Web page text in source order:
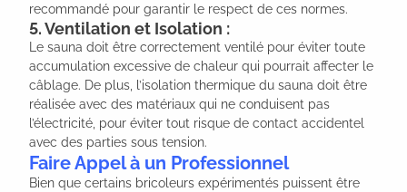
recommandé pour garantir le respect de ces normes.
5. Ventilation et Isolation :
Le sauna doit être correctement ventilé pour éviter toute
accumulation excessive de chaleur qui pourrait affecter le
câblage. De plus, l’isolation thermique du sauna doit être
réalisée avec des matériaux qui ne conduisent pas
l’électricité, pour éviter tout risque de contact accidentel
avec des parties sous tension.
Faire Appel à un Professionnel
Bien que certains bricoleurs expérimentés puissent être